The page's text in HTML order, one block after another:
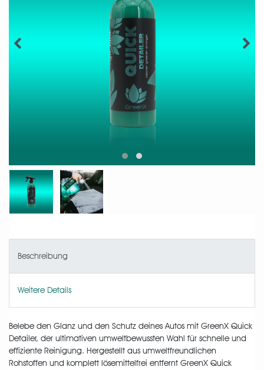
Beschreibung
Weitere Details
Belebe den Glanz und den Schutz deines Autos mit GreenX Quick
Detailer, der ultimativen umweltbewussten Wahl für schnelle und
effiziente Reinigung. Hergestellt aus umweltfreundlichen
Rohstoffen und komplett lösemittelfrei entfernt GreenX Quick